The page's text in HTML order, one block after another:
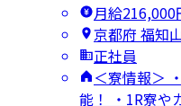
月給
京都府 福知
正社員
＜寮情報＞
能！ ・1R寮